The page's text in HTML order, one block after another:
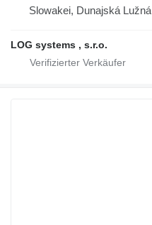
Slowakei, Dunajská Lužná
LOG systems , s.r.o.